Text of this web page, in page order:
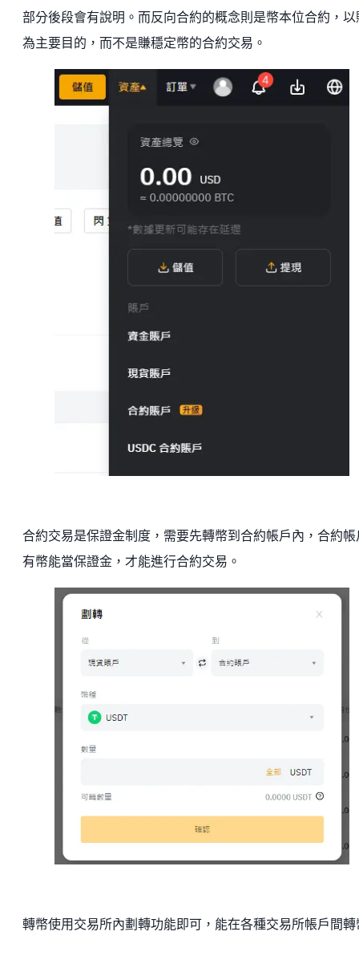
部分後段會有說明。而反向合約的概念則是幣本位合約，以
為主要目的，而不是賺穩定幣的合約交易。
合約交易是保證金制度，需要先轉幣到合約帳戶內，合約帳
有幣能當保證金，才能進行合約交易。
轉幣使用交易所內劃轉功能即可，能在各種交易所帳戶間轉